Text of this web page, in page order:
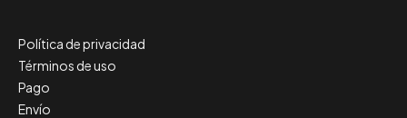
Política de privacidad
Términos de uso
Pago
Envío